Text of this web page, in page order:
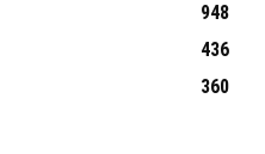
948
436
360